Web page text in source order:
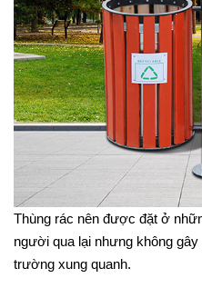
Thùng rác nên được đặt ở
người qua lại nhưng không
trường xung quanh.